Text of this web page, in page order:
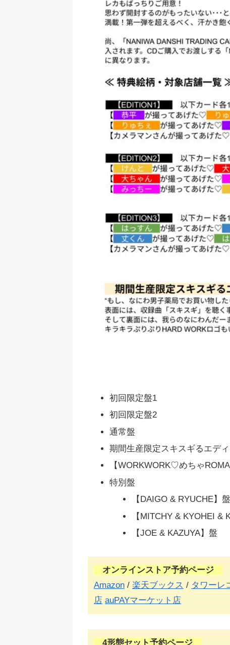
初回限定盤1
初回限定盤2
通常盤
期間生産限定スキスギるエデ
【WORKWORK♡めちゃ
特別盤
【DAIGO & RYUCHE】盤
【MITCHY & KYOHEI &
【JOE & KAZUYA】盤
オンラインストア予約ページ
Amazon / 楽天ブックス / タワーレ
店 auPAYマーケット店
4形態セット予約ページ